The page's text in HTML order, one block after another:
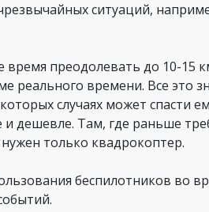
ситуаций,
время преодолевать до 10-15
реального времени. Все это
случаях может спасти
и дешевле. Там, где раньше
только квадрокоптер.
беспилотников во